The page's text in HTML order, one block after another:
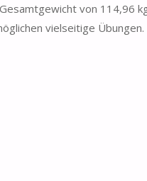
von 114,96
vielseitige Übungen.